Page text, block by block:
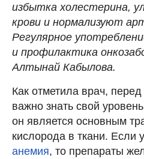
избытка холестерина,
крови и нормализуют
Регулярное
и профилактика
Алтынай Кабылова.
Как отметила врач,
важно знать свой
он является основным
кислорода в ткани. Если
анемия, то препараты